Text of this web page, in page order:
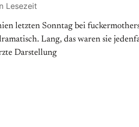
Lesezeit
letzten Sonntag bei
Lang, das waren sie
Darstellung